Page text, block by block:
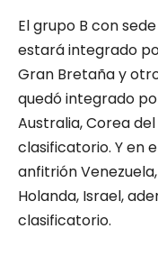
El grupo B con
estará integrado
Gran Bretaña y
quedó integrado
Australia, Corea
clasificatorio. Y en
anfitrión
Holanda, Israel,
clasificatorio.